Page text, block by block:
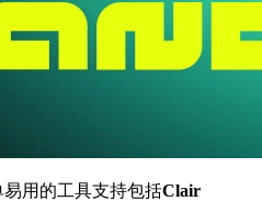
易用的工具支持包括Clair